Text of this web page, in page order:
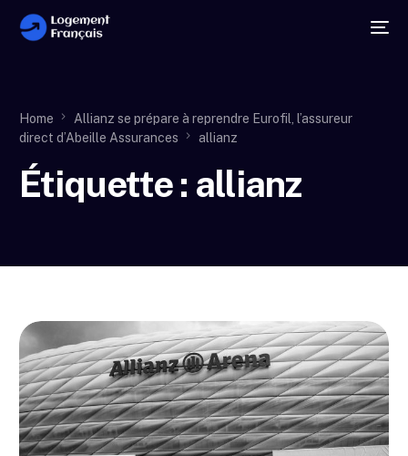
Home
Allianz se prépare à reprendre Eurofil, l’assureur
direct d’Abeille Assurances
allianz
Étiquette : allianz